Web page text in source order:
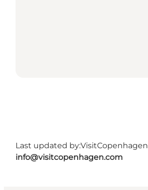
Last updated by:VisitCopenhagen
info@visitcopenhagen.com